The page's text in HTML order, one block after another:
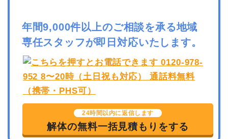
年間9,000件以上のご相談を承る地域
専任スタッフが即日対応いたします。
24時間以内に返信します
解体の無料一括見積もりをする